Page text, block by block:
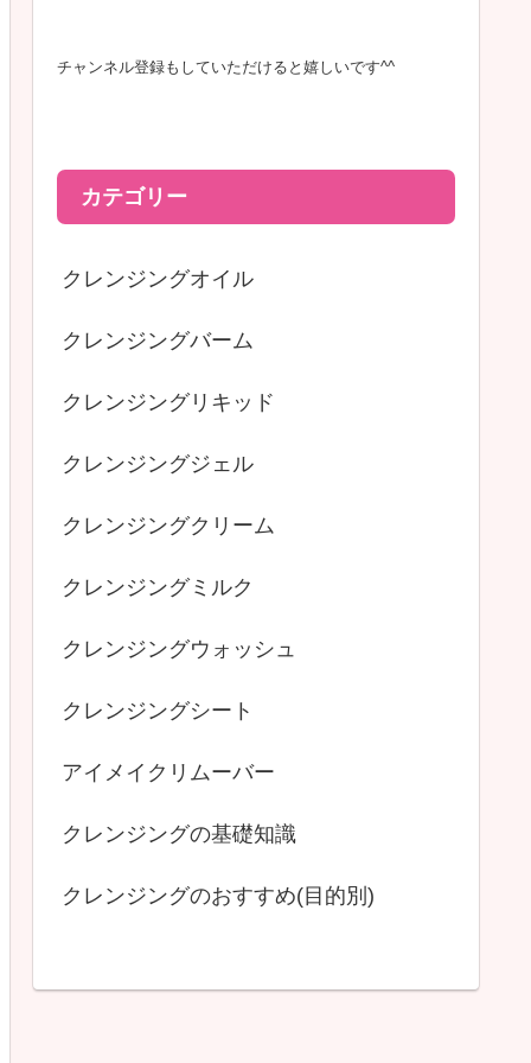
チャンネル登録もしていただけると嬉しいです^^
カテゴリー
クレンジングオイル
クレンジングバーム
クレンジングリキッド
クレンジングジェル
クレンジングクリーム
クレンジングミルク
クレンジングウォッシュ
クレンジングシート
アイメイクリムーバー
クレンジングの基礎知識
クレンジングのおすすめ(目的別)